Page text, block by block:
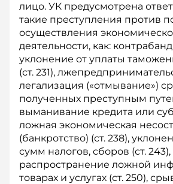
лицо. УК предусмотрена
такие преступления против
осуществления
деятельности, как:
уклонение от уплаты
(ст. 231),
легализация («отмывание»)
полученных преступным
выманивание кредита или
ложная экономическая
(банкротство) (ст. 238),­
сумм налогов, сборов (ст. 243),
распространение ложной
товарах и услугах (ст. 250),